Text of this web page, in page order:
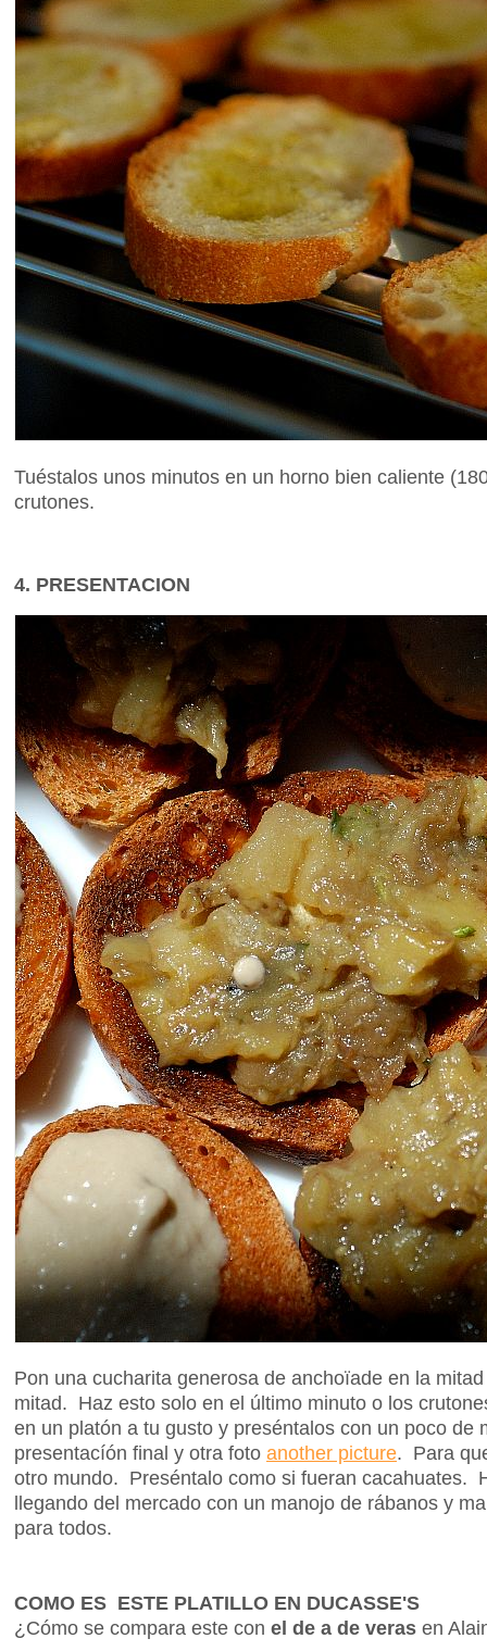
Tuéstalos unos minutos en un horno bien caliente
crutones.
4. PRESENTACION
Pon una cucharita generosa de anchoïade en la
mitad. Haz esto solo en el último minuto o los
en un platón a tu gusto y preséntalos con un poco
presentacíón final y otra foto another picture. Para
otro mundo. Preséntalo como si fueran cacahuates.
llegando del mercado con un manojo de rábanos y
para todos.
COMO ES ESTE PLATILLO EN DUCASSE'S
¿Cómo se compara este con el de a de veras en